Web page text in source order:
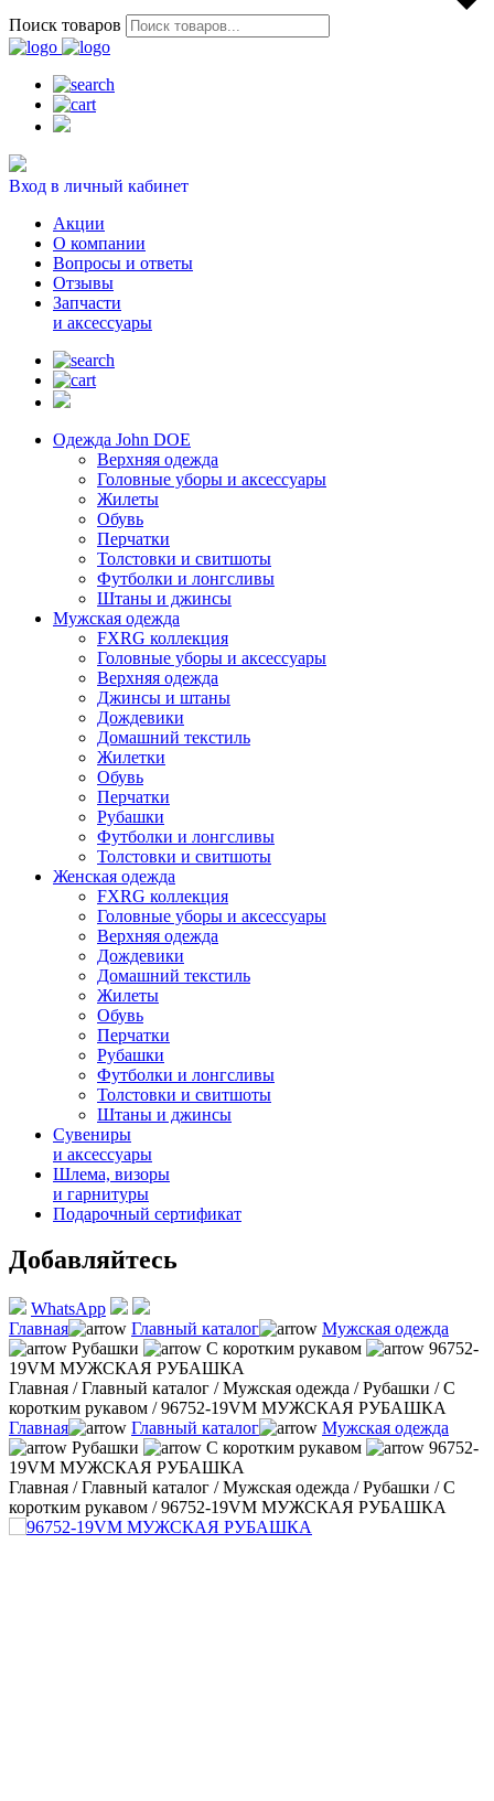
Поиск товаров
Вход в личный кабинет
Акции
О компании
Вопросы и ответы
Отзывы
Запчасти
и аксессуары
Одежда John DOE
Верхняя одежда
Головные уборы и аксессуары
Жилеты
Обувь
Перчатки
Толстовки и свитшоты
Футболки и лонгсливы
Штаны и джинсы
Мужская одежда
FXRG коллекция
Головные уборы и аксессуары
Верхняя одежда
Джинсы и штаны
Дождевики
Домашний текстиль
Жилетки
Обувь
Перчатки
Рубашки
Футболки и лонгсливы
Толстовки и свитшоты
Женская одежда
FXRG коллекция
Головные уборы и аксессуары
Верхняя одежда
Дождевики
Домашний текстиль
Жилеты
Обувь
Перчатки
Рубашки
Футболки и лонгсливы
Толстовки и свитшоты
Штаны и джинсы
Сувениры
и аксессуары
Шлема, визоры
и гарнитуры
Подарочный сертификат
Добавляйтесь
WhatsApp
Главная
Главный каталог
Мужская одежда
Рубашки
С коротким рукавом
96752-
19VM МУЖСКАЯ РУБАШКА
Главная /Главный каталог /Мужская одежда /Рубашки /С
коротким рукавом /96752-19VM МУЖСКАЯ РУБАШКА
Главная
Главный каталог
Мужская одежда
Рубашки
С коротким рукавом
96752-
19VM МУЖСКАЯ РУБАШКА
Главная /Главный каталог /Мужская одежда /Рубашки /С
коротким рукавом /96752-19VM МУЖСКАЯ РУБАШКА